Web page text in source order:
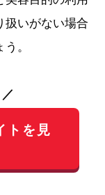
扱いがない場合
。
トを見